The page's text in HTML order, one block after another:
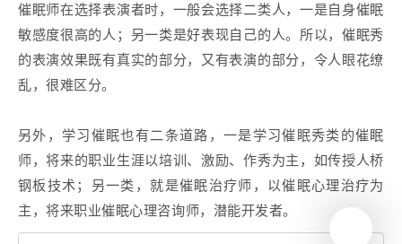
催眠师在选择表演者时，一般会选择二类人，一是自身催眠
敏感度很高的人；另一类是好表现自己的人。所以，催眠秀
的表演效果既有真实的部分，又有表演的部分，令人眼花缭
乱，很难区分。
另外，学习催眠也有二条道路，一是学习催眠秀类的催眠
师，将来的职业生涯以培训、激励、作秀为主，如传授人桥
钢板技术；另一类，就是催眠治疗师，以催眠心理治疗为
主，将来职业催眠心理咨询师，潜能开发者。